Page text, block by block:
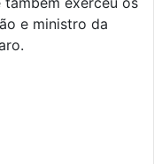
e ministro da